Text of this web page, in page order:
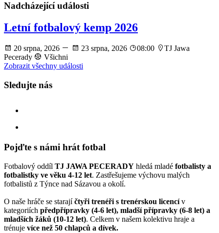
Nadcházející události
Letní fotbalový kemp 2026
20 srpna, 2026 23 srpna, 2026 08:00
TJ Jawa
Pecerady
Všichni
Zobrazit všechny události
Sledujte nás
Pojďte s námi hrát fotbal
Fotbalový oddíl TJ JAWA PECERADY hledá mladé fotbalisty a
fotbalistky ve věku 4-12 let. Zastřešujeme výchovu malých
fotbalistů z Týnce nad Sázavou a okolí.
O naše hráče se starajíčtyři trenéři s trenérskou licencív
kategoriích předpřípravky (4-6 let), mladší přípravky (6-8 let) a
mladších žáků (10-12 let). Celkem v našem kolektivu hraje a
trénuje více než 50 chlapců a dívek.